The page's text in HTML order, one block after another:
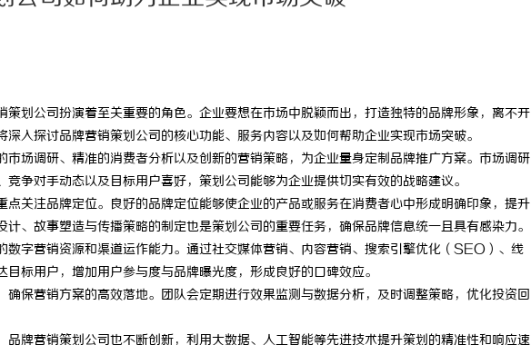
策划公司扮演着至关重要的角色。企业要想在市场中脱颖而出，打造独特的品牌形象，离不开
入探讨品牌营销策划公司的核心功能、服务内容以及如何帮助企业实现市场突破。
市场调研、精准的消费者分析以及创新的营销策略，为企业量身定制品牌推广方案。市场调研
争对手动态以及目标用户喜好，策划公司能够为企业提供切实有效的战略建议。
点关注品牌定位。良好的品牌定位能够使企业的产品或服务在消费者心中形成明确印象，提升
、故事塑造与传播策略的制定也是策划公司的重要任务，确保品牌信息统一且具有感染力。
数字营销资源和渠道运作能力。通过社交媒体营销、内容营销、搜索引擎优化（SEO）、线
标用户，增加用户参与度与品牌曝光度，形成良好的口碑效应。
确保营销方案的高效落地。团队会定期进行效果监测与数据分析，及时调整策略，优化投资回
品牌营销策划公司也不断创新，利用大数据、人工智能等先进技术提升策划的精准性和响应速